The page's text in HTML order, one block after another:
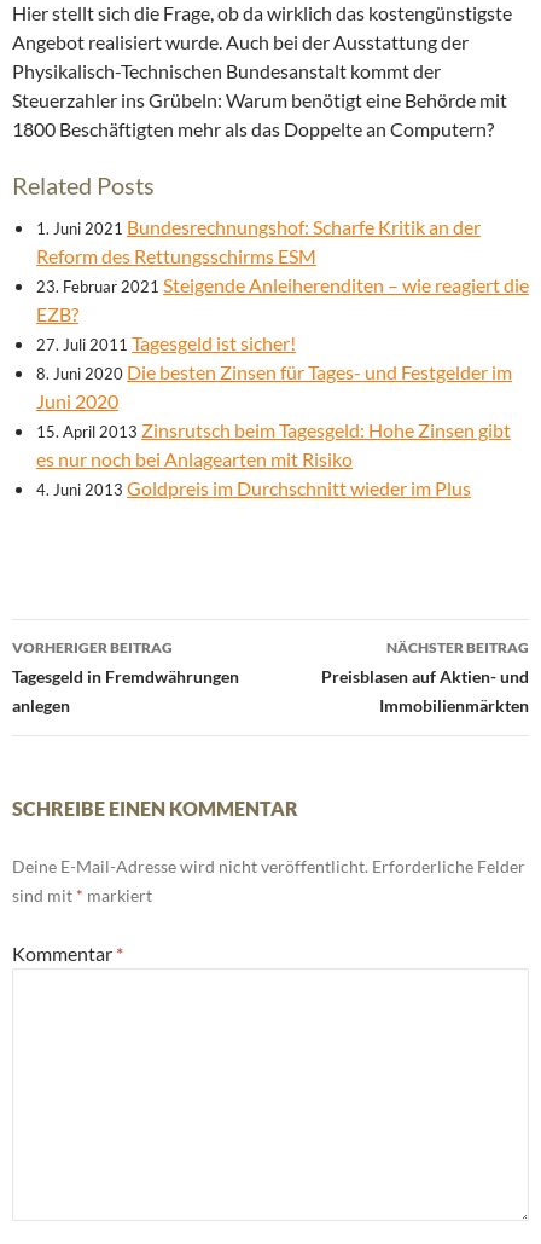
Hier stellt sich die Frage, ob da wirklich das kostengünstigste
Angebot realisiert wurde. Auch bei der Ausstattung der
Physikalisch-Technischen Bundesanstalt kommt der
Steuerzahler ins Grübeln: Warum benötigt eine Behörde mit
1800 Beschäftigten mehr als das Doppelte an Computern?
Related Posts
1. Juni 2021 Bundesrechnungshof: Scharfe Kritik an der
Reform des Rettungsschirms ESM
23. Februar 2021 Steigende Anleiherenditen – wie reagiert die
EZB?
27. Juli 2011 Tagesgeld ist sicher!
8. Juni 2020 Die besten Zinsen für Tages- und Festgelder im
Juni 2020
15. April 2013 Zinsrutsch beim Tagesgeld: Hohe Zinsen gibt
es nur noch bei Anlagearten mit Risiko
4. Juni 2013 Goldpreis im Durchschnitt wieder im Plus
Beitrags-
Navigation
VORHERIGER BEITRAG
Tagesgeld in Fremdwährungen
anlegen
NÄCHSTER BEITRAG
Preisblasen auf Aktien- und
Immobilienmärkten
SCHREIBE EINEN KOMMENTAR
Deine E-Mail-Adresse wird nicht veröffentlicht. Erforderliche Felder
sind mit * markiert
Kommentar *